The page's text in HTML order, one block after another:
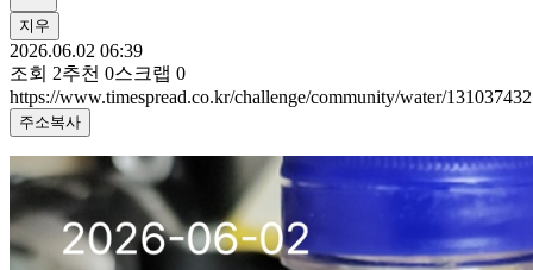
지우
2026.06.02 06:39
조회 2추천 0스크랩 0
https://www.timespread.co.kr/challenge/community/water/131037432
주소복사